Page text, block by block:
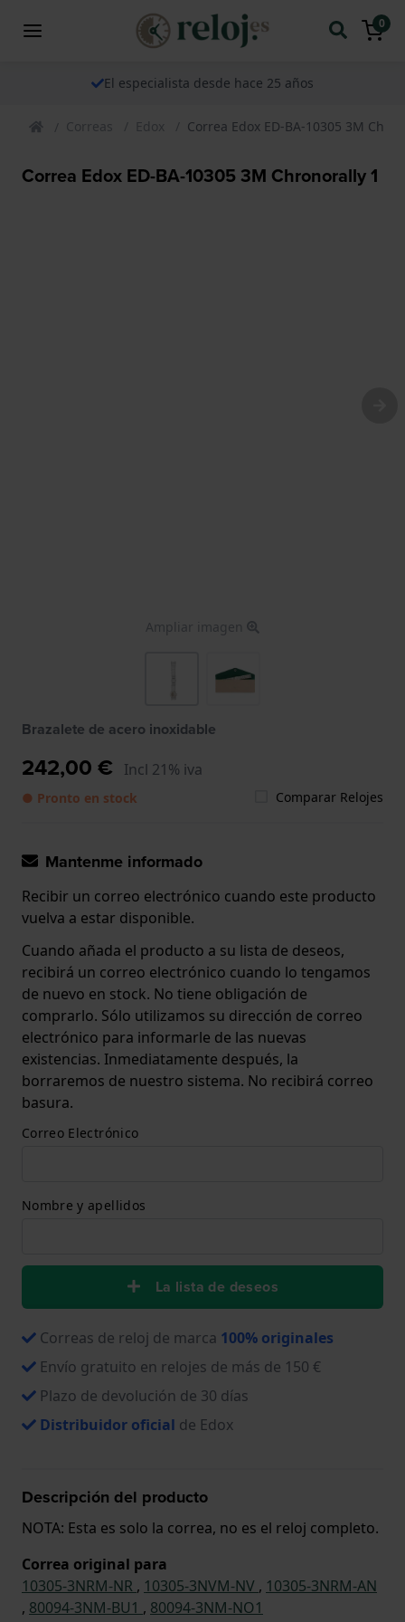
0
El especialista desde hace 25 años
Correas Edox Correa Edox ED-BA-10305 3M
Correa Edox ED-BA-10305 3M Chronorally 1
Ampliar imagen
Brazalete de acero inoxidable
242,00 € Incl 21% iva
● Pronto en stock Comparar Relojes
Mantenme informado
Recibir un correo electrónico cuando este producto
vuelva a estar disponible.
Cuando añada el producto a su lista de deseos,
recibirá un correo electrónico cuando lo tengamos
de nuevo en stock. No tiene obligación de
comprarlo. Sólo utilizamos su dirección de correo
electrónico para informarle de las nuevas
existencias. Inmediatamente después, la
borraremos de nuestro sistema. No recibirá correo
basura.
Correo Electrónico
Nombre y apellidos
La lista de deseos
Correas de reloj de marca 100% originales
Envío gratuito en relojes de más de 150 €
Plazo de devolución de 30 días
Distribuidor oficial de Edox
Descripción del producto
NOTA: Esta es solo la correa, no es el reloj completo.
Correa original para
10305-3NRM-NR , 10305-3NVM-NV , 10305-3NRM-AN
, 80094-3NM-BU1 , 80094-3NM-NO1